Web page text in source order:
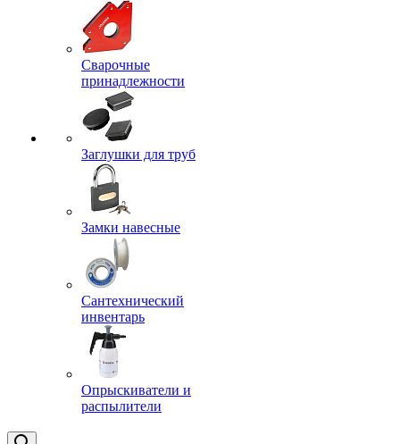
Сварочные
принадлежности
Заглушки для труб
Замки навесные
Сантехнический
инвентарь
Опрыскиватели и
распылители